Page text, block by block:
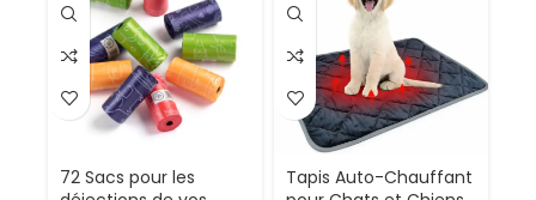
72 Sacs pour les
Tapis Auto-Chauffant